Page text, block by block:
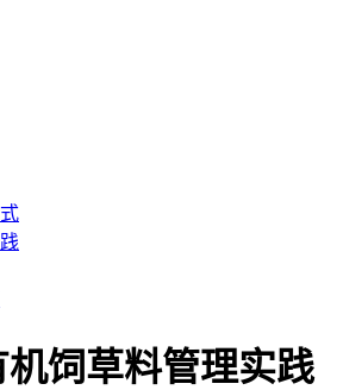
饲草料管理实践